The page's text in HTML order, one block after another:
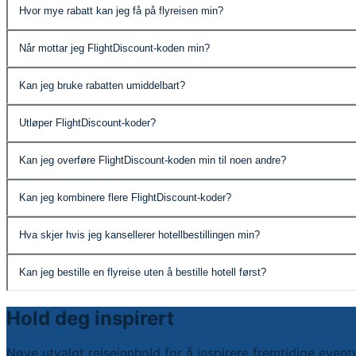
Hvor mye rabatt kan jeg få på flyreisen min?
Når mottar jeg FlightDiscount-koden min?
Kan jeg bruke rabatten umiddelbart?
Utløper FlightDiscount-koder?
Kan jeg overføre FlightDiscount-koden min til noen andre?
hotellreservasjonen.
Kan jeg kombinere flere FlightDiscount-koder?
Hva skjer hvis jeg kansellerer hotellbestillingen min?
Kan jeg bestille en flyreise uten å bestille hotell først?
Hold deg inspirert